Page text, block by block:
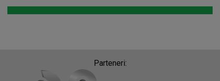
Parteneri: